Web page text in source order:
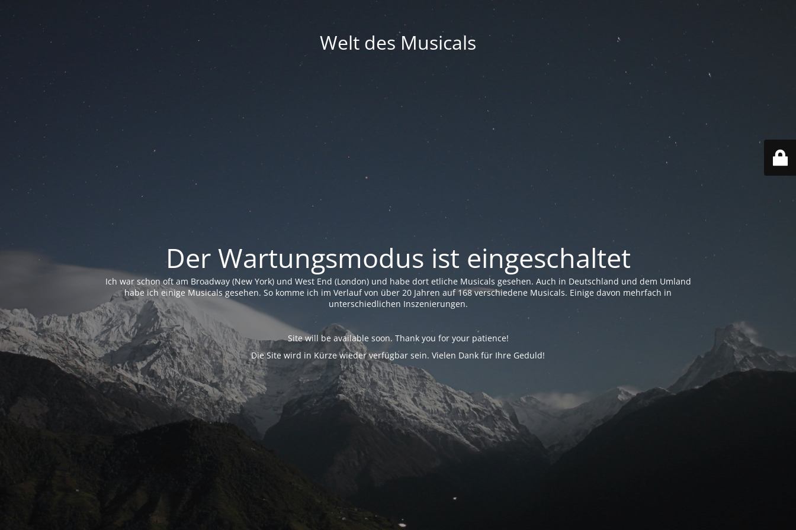
Welt des Musicals
Der Wartungsmodus ist eingeschaltet
Ich war schon oft am Broadway (New York) und West End (London) und habe dort etliche Musicals gesehen. Auch in Deutschland und dem Umland
habe ich einige Musicals gesehen. So komme ich im Verlauf von über 20 Jahren auf 168 verschiedene Musicals. Einige davon mehrfach in
unterschiedlichen Inszenierungen.
Site will be available soon. Thank you for your patience!
Die Site wird in Kürze wieder verfügbar sein. Vielen Dank für Ihre Geduld!